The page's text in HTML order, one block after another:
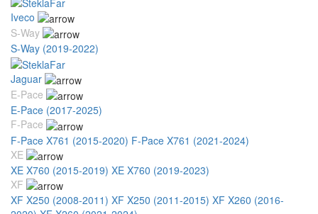
Iveco
S-Way
S-Way (2019-2022)
Jaguar
E-Pace
E-Pace (2017-2025)
F-Pace
F-Pace X761 (2015-2020) F-Pace X761 (2021-2024)
XE
XE X760 (2015-2019) XE X760 (2019-2023)
XF
XF X250 (2008-2011) XF X250 (2011-2015) XF X260 (2016-